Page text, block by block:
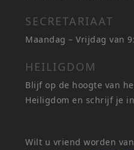
SECRETARIAAT
Maandag – Vrijdag van
HEILIGDOM
Blijf op de hoogte van
Heiligdom en schrijf je
Wilt u vriend worden